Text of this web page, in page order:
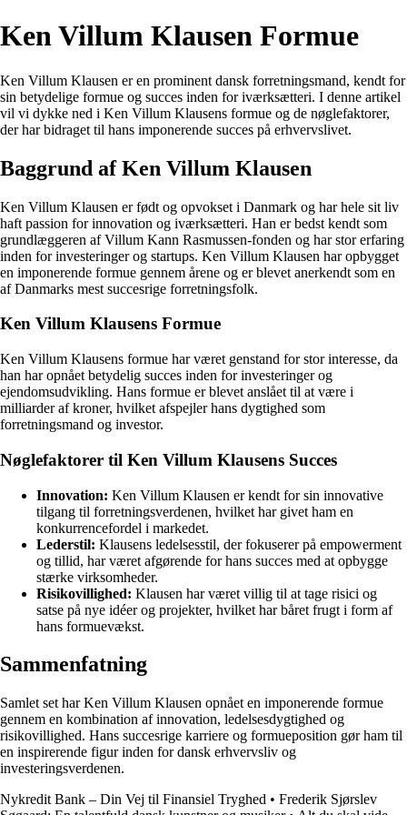
Ken Villum Klausen Formue
Ken Villum Klausen er en prominent dansk forretningsmand, kendt for
sin betydelige formue og succes inden for iværksætteri. I denne artikel
vil vi dykke ned i Ken Villum Klausens formue og de nøglefaktorer,
der har bidraget til hans imponerende succes på erhvervslivet.
Baggrund af Ken Villum Klausen
Ken Villum Klausen er født og opvokset i Danmark og har hele sit liv
haft passion for innovation og iværksætteri. Han er bedst kendt som
grundlæggeren af Villum Kann Rasmussen-fonden og har stor erfaring
inden for investeringer og startups. Ken Villum Klausen har opbygget
en imponerende formue gennem årene og er blevet anerkendt som en
af Danmarks mest succesrige forretningsfolk.
Ken Villum Klausens Formue
Ken Villum Klausens formue har været genstand for stor interesse, da
han har opnået betydelig succes inden for investeringer og
ejendomsudvikling. Hans formue er blevet anslået til at være i
milliarder af kroner, hvilket afspejler hans dygtighed som
forretningsmand og investor.
Nøglefaktorer til Ken Villum Klausens Succes
Innovation: Ken Villum Klausen er kendt for sin innovative
tilgang til forretningsverdenen, hvilket har givet ham en
konkurrencefordel i markedet.
Lederstil: Klausens ledelsesstil, der fokuserer på empowerment
og tillid, har været afgørende for hans succes med at opbygge
stærke virksomheder.
Risikovillighed: Klausen har været villig til at tage risici og
satse på nye idéer og projekter, hvilket har båret frugt i form af
hans formuevækst.
Sammenfatning
Samlet set har Ken Villum Klausen opnået en imponerende formue
gennem en kombination af innovation, ledelsesdygtighed og
risikovillighed. Hans succesrige karriere og formueposition gør ham til
en inspirerende figur inden for dansk erhvervsliv og
investeringsverdenen.
Nykredit Bank – Din Vej til Finansiel Tryghed • Frederik Sjørslev